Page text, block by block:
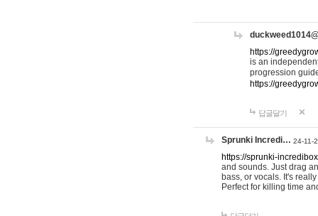
https://
is an
progression
https://
답글달기
Sprunki Incredi… 24-11-
https://sprunki-
and sounds. Just drag
bass, or vocals. It's
Perfect for killing time